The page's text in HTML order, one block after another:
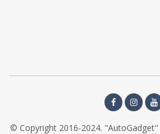
© Copyright 2016-2024. "AutoGadget"